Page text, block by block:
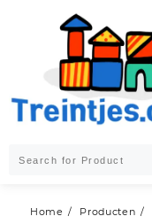
Home Producten